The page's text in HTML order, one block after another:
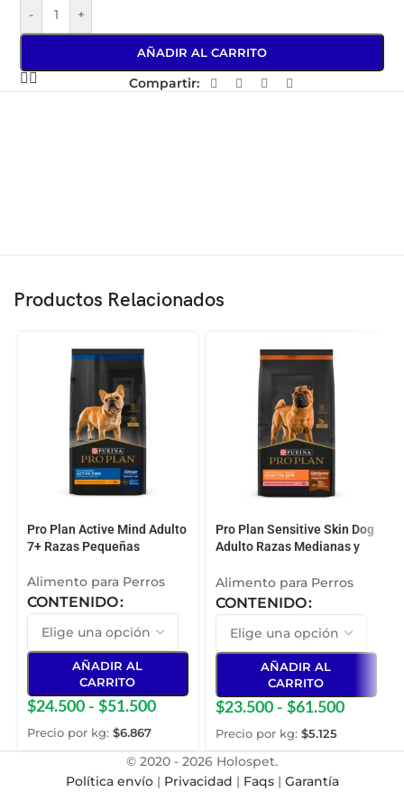
- +
AÑADIR AL CARRITO
Compartir:
Productos Relacionados
Pro Plan Active Mind Adulto
7+ Razas Pequeñas
Alimento para Perros
CONTENIDO
AÑADIR AL
CARRITO
$24.500 - $51.500
Precio por kg: $6.867
Pro Plan Sensitive Skin Dog
Adulto Razas Medianas y
Alimento para Perros
CONTENIDO
AÑADIR AL
CARRITO
$23.500 - $61.500
Precio por kg: $5.125
© 2020 - 2026 Holospet.
Política envío| Privacidad | Faqs| Garantía